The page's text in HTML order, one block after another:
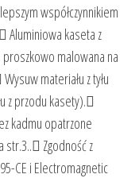
współczynnikiem
Aluminiowa kaseta z
malowana na
materiału z tyłu
z przodu kasety).
kadmu opatrzone
Zgodność z
CE i Electromagnetic